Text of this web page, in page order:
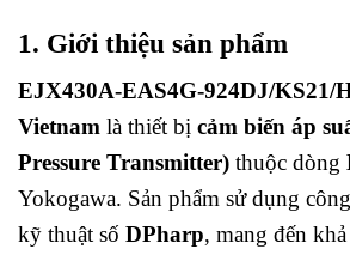
1. Giới thiệu sản phẩm
EJX430A-EAS4G-924DJ/KS21/
Vietnam là thiết bị cảm biến áp
Pressure Transmitter) thuộc dòng
Yokogawa. Sản phẩm sử dụng
kỹ thuật số DPharp, mang đến